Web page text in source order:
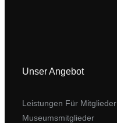
Unser Angebot
Leistungen Für Mitglieder
Museumsmitglieder